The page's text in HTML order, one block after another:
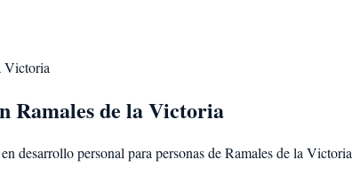
Victoria
Ramales de la Victoria
desarrollo personal para personas deRamales de la Victoria